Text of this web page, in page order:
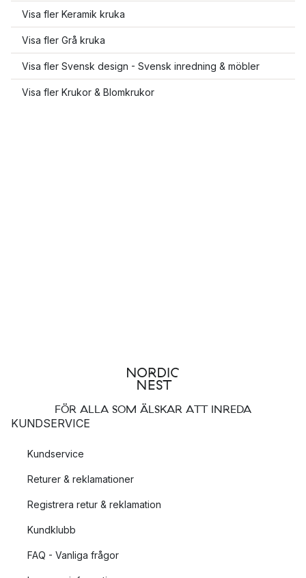
Visa fler Keramik kruka
Visa fler Grå kruka
Visa fler Svensk design - Svensk inredning & möbler
Visa fler Krukor & Blomkrukor
FÖR ALLA SOM ÄLSKAR ATT INREDA
KUNDSERVICE
Kundservice
Returer & reklamationer
Registrera retur & reklamation
Kundklubb
FAQ - Vanliga frågor